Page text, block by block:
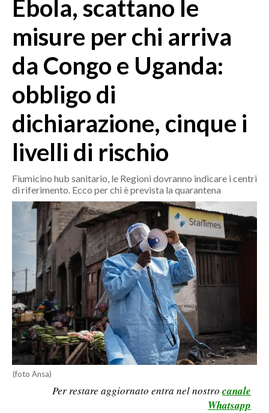
MEDIO CAMPIDANO
ORISTANO E PROVINCIA
SASSARI E PROVINCIA
GALLURA
NUORO E PROVINCIA
OGLIASTRA
AGENDA
CRONACA
ITALIA
MONDO
POLITICA
ECONOMIA
SERVIZI ALLE IMPRESE
LAVORO
BANDI
SPORT IN SARDEGNA
SPORT
RISULTATI E CLASSIFICHE
Ebola, scattano le
misure per chi arriva
da Congo e Uganda:
obbligo di
dichiarazione, cinque i
livelli di rischio
Fiumicino hub sanitario, le Regioni dovranno indicare i centri
di riferimento. Ecco per chi è prevista la quarantena
(foto Ansa)
Per restare aggiornato entra nel nostro canale
Whatsapp